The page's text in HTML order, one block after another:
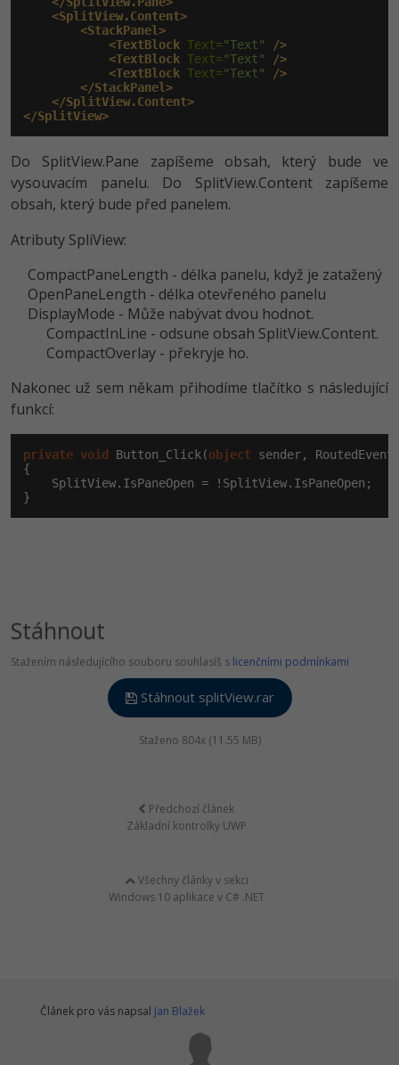
<SplitView.Content>
<StackPanel>
<TextBlock Text="Text"
/>
<TextBlock Text="Text"
/>
<TextBlock Text="Text"
/>
</StackPanel>
</SplitView.Content>
</SplitView>
Do SplitView.Pane zapíšeme obsah, který bude ve
vysouvacím panelu. Do SplitView.Content zapíšeme
obsah, který bude před panelem.
Atributy SpliView:
CompactPaneLength - délka panelu, když je zatažený
OpenPaneLength - délka otevřeného panelu
DisplayMode - Může nabývat dvou hodnot.
CompactInLine - odsune obsah SplitView.Content.
CompactOverlay - překryje ho.
Nakonec už sem někam přihodíme tlačítko s následující
funkcí:
private void Button_Click(object sender,
{
    SplitView.IsPaneOpen = !SplitView.IsPaneOpen;
}
Stáhnout
Stažením následujícího souboru souhlasíš s licenčními podmínkami
Stáhnout splitView.rar
Staženo 804x (11.55 MB)
Předchozí článek
Základní kontrolky UWP
Všechny články v sekci
Windows 10 aplikace v C# .NET
Článek pro vás napsal Jan Blažek